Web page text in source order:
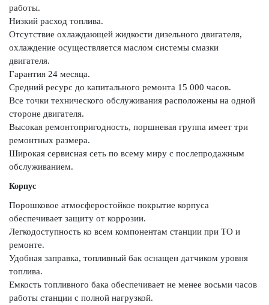
работы.
Низкий расход топлива.
Отсутствие охлаждающей жидкости дизельного двигателя,
охлаждение осуществляется маслом системы смазки
двигателя.
Гарантия 24 месяца.
Средний ресурс до капитального ремонта 15 000 часов.
Все точки технического обслуживания расположены на одной
стороне двигателя.
Высокая ремонтопригодность, поршневая группа имеет три
ремонтных размера.
Широкая сервисная сеть по всему миру с послепродажным
обслуживанием.
Корпус
Порошковое атмосферостойкое покрытие корпуса
обеспечивает защиту от коррозии.
Легкодоступность ко всем компонентам станции при ТО и
ремонте.
Удобная заправка, топливный бак оснащен датчиком уровня
топлива.
Емкость топливного бака обеспечивает не менее восьми часов
работы станции с полной нагрузкой.